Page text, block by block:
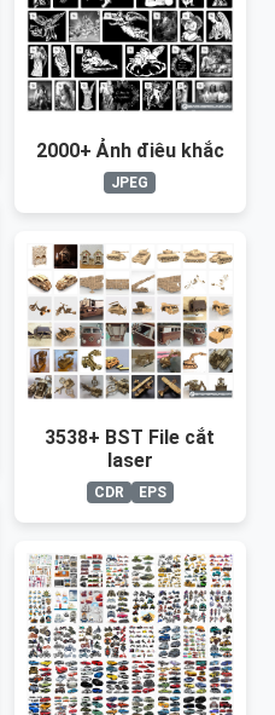
2000+ Ảnh điêu khắc
JPEG
3538+ BST File cắt
laser
CDR EPS